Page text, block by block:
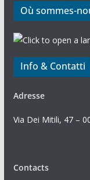
Où sommes-
Info & Contatti
Adresse
Via Dei Mitili, 47 –
Contacts